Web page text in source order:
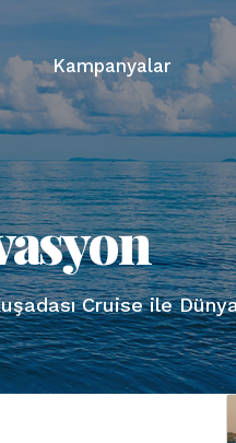
Kampanyalar
Cruise ile